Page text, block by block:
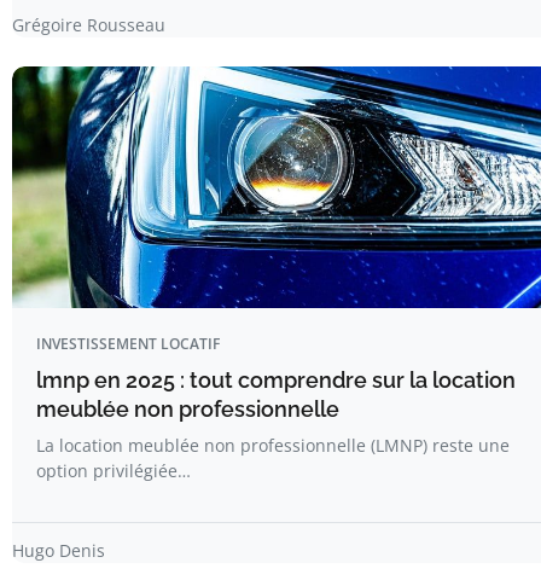
Grégoire Rousseau
INVESTISSEMENT LOCATIF
lmnp en 2025 : tout comprendre sur la location
meublée non professionnelle
La location meublée non professionnelle (LMNP) reste une
option privilégiée…
Hugo Denis